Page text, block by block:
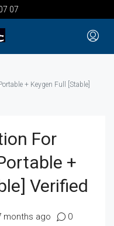
07
+ Keygen Full [Stable]
For
+
Verified
months ago 0